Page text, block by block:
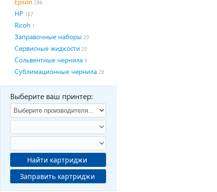
286
HP 167
Ricoh 1
Заправочные наборы 20
Сервисные жидкости 20
Сольвентные чернила 9
Сублимационные чернила 28
Выберите ваш принтер:
Найти картриджи
Заправить картриджи